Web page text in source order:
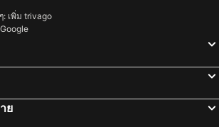
: เพิ่ม trivago
ย